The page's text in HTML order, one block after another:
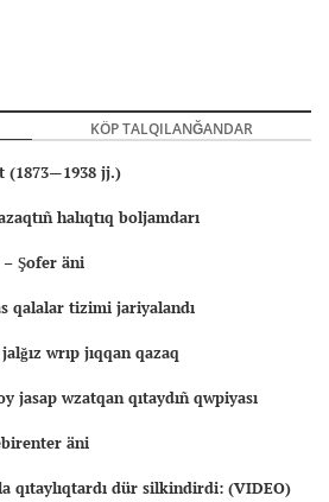
KÖP TALQILANĞANDAR
(1873—1938 jj.)
halıqtıq boljamdarı
Şofer äni
qalalar tizimi jariyalandı
wrıp jıqqan qazaq
jasap wzatqan qıtaydıñ qwpiyası
äni
qıtaylıqtardı dür silkindirdi: (VIDEO)